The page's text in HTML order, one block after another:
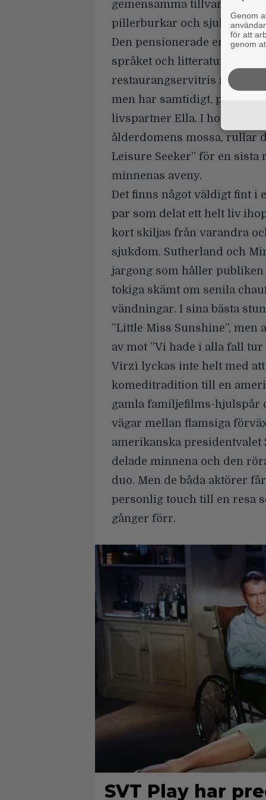
gemensamma tillvaro på
pillerburkar och
Den pensionerade
språket och litteraturen, och
restaurangservitris med
men har samtidigt, på
livspartner Ella. I hopp om
ålderdomens mossa, rullar
Leisure Seeker” för en sista
minnenas aveny.
Det finns något väldigt fint i
par som delat ett helt liv
kort skiljas från varandra
sjukdom. Sutherland och
jargong som håller
tokiga skämt om senila
vändningar. I sina bästa
”Little Miss Sunshine”, men
av mot ”Vi hade i alla fall
Virzì lyckas inte helt med
komeditradition till en
gamla familjefilms-
vägar mellan flamsiga
amerikanska presidentvalet
delade minnena och den
duo. Men de båda aktörer
personlig touch till en resa
gånger förr.
SVT Play har
Genom
för att
genom